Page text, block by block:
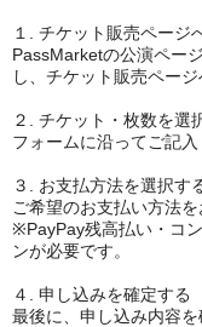
１. チケット販売ページ
PassMarketの公演ペー
し、チケット販売ページ
２. チケット・枚数を選
フォームに沿ってご記入
３. お支払方法を選択す
ご希望のお支払い方法を
※PayPay残高払い・コ
ンが必要です。
４. 申し込みを確定する
最後に、申し込み内容